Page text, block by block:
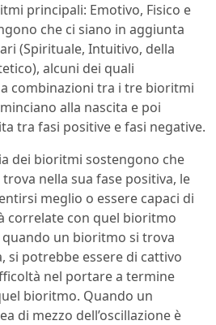
principali: Emotivo, Fisico e
che ci siano in aggiunta
(Spirituale, Intuitivo, della
alcuni dei quali
combinazioni tra i tre bioritmi
alla nascita e poi
tra fasi positive e fasi negative.
dei bioritmi sostengono che
nella sua fase positiva, le
meglio o essere capaci di
correlate con quel bioritmo
un bioritmo si trova
si potrebbe essere di cattivo
nel portare a termine
bioritmo. Quando un
di mezzo dell’oscillazione è